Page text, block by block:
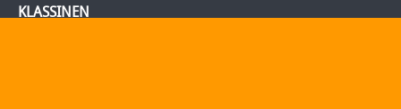
KLASSINEN